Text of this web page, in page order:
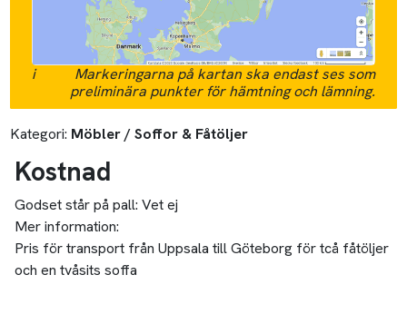
i
Markeringarna på kartan ska endast ses som
preliminära punkter för hämtning och lämning.
Kategori: Möbler / Soffor & Fåtöljer
Kostnad
Godset står på pall: Vet ej
Mer information:
Pris för transport från Uppsala till Göteborg för tcå fåtöljer
och en tvåsits soffa